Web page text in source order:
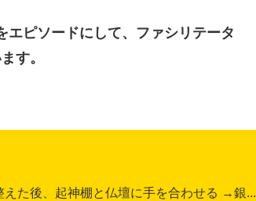
ピソードにして、ファシリテータ
す。
た後、起神棚と仏壇に手を合わせる →銀...